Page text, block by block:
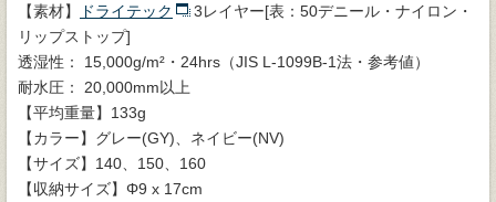
【素材】 ドライテック
3レイヤー[表：50デニール・ナイロン・
リップストップ]
透湿性： 15,000g/m²・24hrs（JIS L-1099B-1法・参考値）
耐水圧： 20,000mm以上
【平均重量】133g
【カラー】グレー(GY)、ネイビー(NV)
【サイズ】140、150、160
【収納サイズ】Φ9 x 17cm